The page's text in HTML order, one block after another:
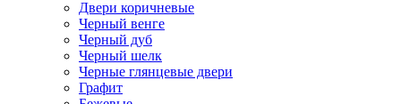
Двери коричневые
Черный венге
Черный дуб
Черный шелк
Черные глянцевые двери
Графит